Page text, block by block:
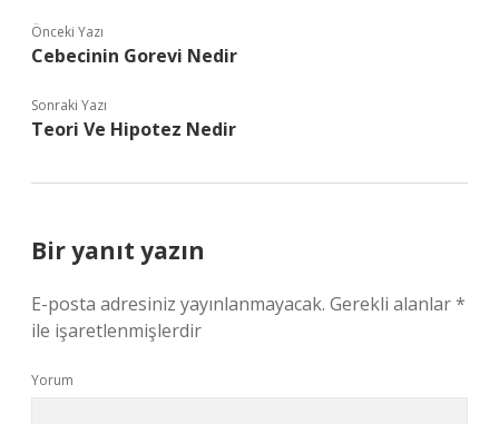
Önceki Yazı
Cebecinin Gorevi Nedir
Sonraki Yazı
Teori Ve Hipotez Nedir
Bir yanıt yazın
E-posta adresiniz yayınlanmayacak. Gerekli alanlar*
ile işaretlenmişlerdir
Yorum